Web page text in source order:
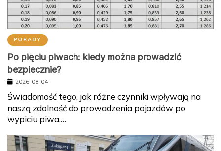
PORADY
Po pięciu piwach: kiedy można prowadzić
bezpiecznie?
2026-08-04
Świadomość tego, jak różne czynniki wpływają na
naszą zdolność do prowadzenia pojazdów po
wypiciu piwa,…